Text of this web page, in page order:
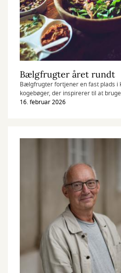
Bælgfrugter året rundt
Bælgfrugter fortjener en fast plads i
kogebøger, der inspirerer til at
ærter.
16. februar 2026